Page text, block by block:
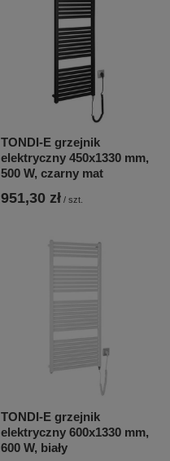
TONDI-E grzejnik
elektryczny 450x1330 mm,
500 W, czarny mat
951,30 zł / szt.
TONDI-E grzejnik
elektryczny 600x1330 mm,
600 W, biały